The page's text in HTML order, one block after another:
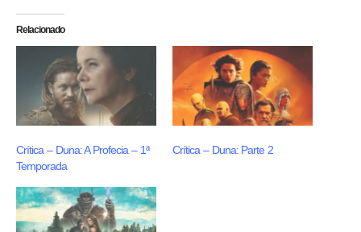
Relacionado
Crítica – Duna: A Profecia – 1ª
Temporada
Crítica – Duna: Parte 2